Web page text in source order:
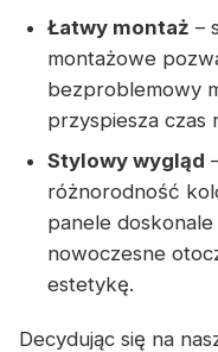
Łatwy montaż –
montażowe
bezproblemowy
przyspiesza czas
Stylowy wygląd
różnorodność
panele
nowoczesne
estetykę.
Decydując się na